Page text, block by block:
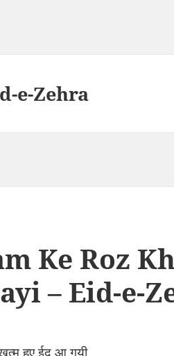
e-Zehra
Ke Roz
– Eid-e-